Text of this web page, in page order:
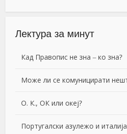
Лектура за минут
Кад Правопис не зна ‒ ко зна?
Може ли се комуницирати
О. К., ОК или океј?
Португалски азулежо и